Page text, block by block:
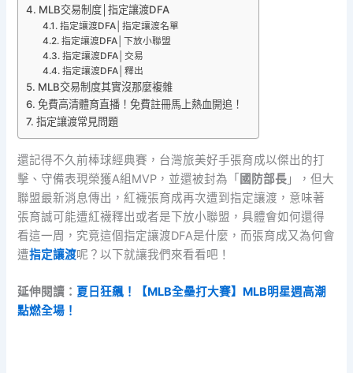
MLB交易制度│指定讓渡DFA
指定讓渡DFA│指定讓渡名單
指定讓渡DFA│下放小聯盟
指定讓渡DFA│交易
指定讓渡DFA│釋出
MLB交易制度其實沒那麼複雜
免費高清體育直播！免費註冊馬上熱血開追！
指定讓渡常見問題
還記得不久前棒球經典賽，台灣旅美好手張育成以傑出的打
擊、守備表現榮獲A組MVP，並還被封為「 國防部長 」，但大
聯盟最新消息傳出，紅襪張育成再次遭到指定讓渡，意味著
張育誠可能遭紅襪釋出或者是下放小聯盟，具體會如何還得
看這一周，究竟這個指定讓渡DFA是什麼，而張育成又為何會
遭指定讓渡呢？以下就讓我們來看看吧！
延伸閱讀： 夏日狂飆！【MLB全壘打大賽】MLB明星週高潮
點燃全場！